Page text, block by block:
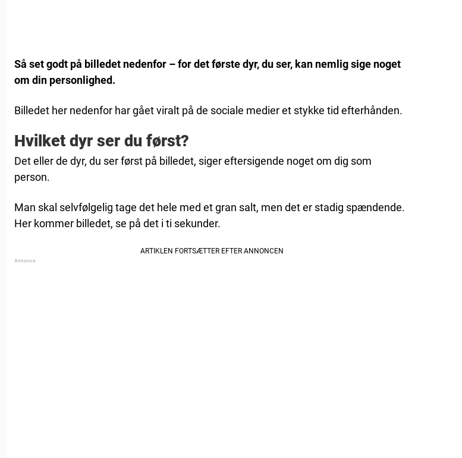
Så set godt på billedet nedenfor – for det første dyr, du ser, kan nemlig sige noget
om din personlighed.
Billedet her nedenfor har gået viralt på de sociale medier et stykke tid efterhånden.
Hvilket dyr ser du først?
Det eller de dyr, du ser først på billedet, siger eftersigende noget om dig som
person.
Man skal selvfølgelig tage det hele med et gran salt, men det er stadig spændende.
Her kommer billedet, se på det i ti sekunder.